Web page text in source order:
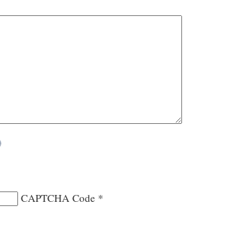
CAPTCHA Code *